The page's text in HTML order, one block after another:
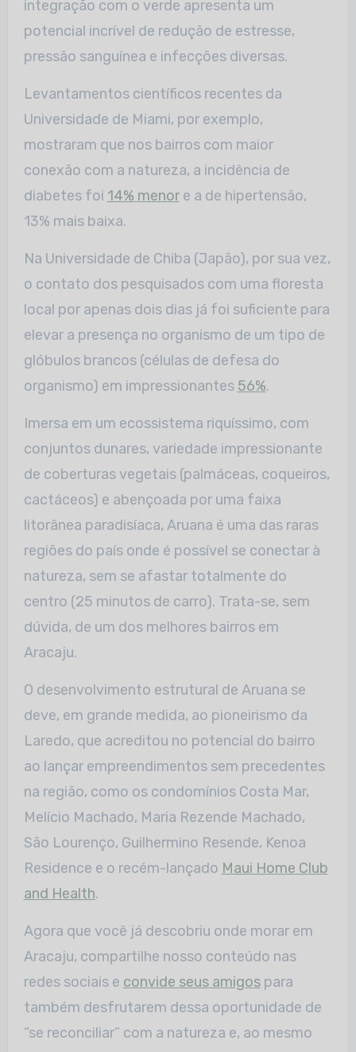
integração com o verde apresenta um
potencial incrível de redução de estresse,
pressão sanguínea e infecções diversas.
Levantamentos científicos recentes da
Universidade de Miami, por exemplo,
mostraram que nos bairros com maior
conexão com a natureza, a incidência de
diabetes foi 14% menore a de hipertensão,
13% mais baixa.
Na Universidade de Chiba (Japão), por sua vez,
o contato dos pesquisados com uma floresta
local por apenas dois dias já foi suficiente para
elevar a presença no organismo de um tipo de
glóbulos brancos (células de defesa do
organismo) em impressionantes 56%.
Imersa em um ecossistema riquíssimo, com
conjuntos dunares, variedade impressionante
de coberturas vegetais (palmáceas, coqueiros,
cactáceos) e abençoada por uma faixa
litorânea paradisíaca, Aruana é uma das raras
regiões do país onde é possível se conectar à
natureza, sem se afastar totalmente do
centro (25 minutos de carro). Trata-se, sem
dúvida, de um dos melhores bairros em
Aracaju.
O desenvolvimento estrutural de Aruana se
deve, em grande medida, ao pioneirismo da
Laredo, que acreditou no potencial do bairro
ao lançar empreendimentos sem precedentes
na região, como os condomínios Costa Mar,
Melício Machado, Maria Rezende Machado,
São Lourenço, Guilhermino Resende, Kenoa
Residence e o recém-lançado Maui Home Club
and Health.
Agora que você já descobriu onde morar em
Aracaju, compartilhe nosso conteúdo nas
redes sociais e convide seus amigospara
também desfrutarem dessa oportunidade de
“se reconciliar” com a natureza e, ao mesmo